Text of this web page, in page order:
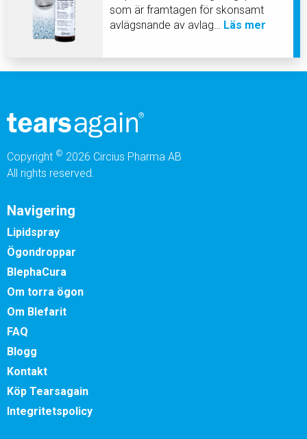
som är framtagen för skonsamt
avlägsnande av avlag… Läs mer
Copyright © 2026 Circius Pharma AB
All rights reserved.
Navigering
Lipidspray
Ögondroppar
BlephaCura
Om torra ögon
Om Blefarit
FAQ
Blogg
Kontakt
Köp Tearsagain
Integritetspolicy